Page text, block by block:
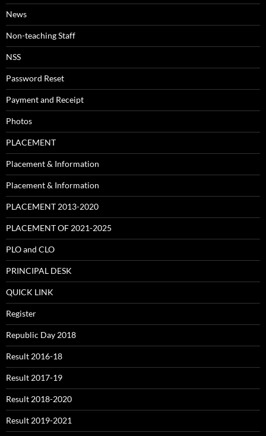
News
Non-teaching Staff
NSS
Password Reset
Payment and Receipt
Photos
PLACEMENT
Placement & Information
Placement & Information
PLACEMENT 2013-2020
PLACEMENT OF 2021-2025
PLO and CLO
PRINCIPAL DESK
QUICK LINK
Register
Republic Day 2018
Result 2016-18
Result 2017-19
Result 2018-2020
Result 2019-2021